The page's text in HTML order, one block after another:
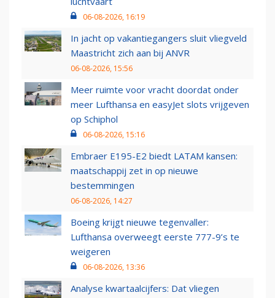
06-08-2026, 16:19
In jacht op vakantiegangers sluit vliegveld
Maastricht zich aan bij ANVR
06-08-2026, 15:56
Meer ruimte voor vracht doordat onder
meer Lufthansa en easyJet slots vrijgeven
op Schiphol
06-08-2026, 15:16
Embraer E195-E2 biedt LATAM kansen:
maatschappij zet in op nieuwe
bestemmingen
06-08-2026, 14:27
Boeing krijgt nieuwe tegenvaller:
Lufthansa overweegt eerste 777-9’s te
weigeren
06-08-2026, 13:36
Analyse kwartaalcijfers: Dat vliegen